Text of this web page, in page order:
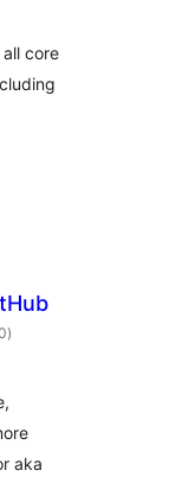
core
totale
bedømmelser
)
aka